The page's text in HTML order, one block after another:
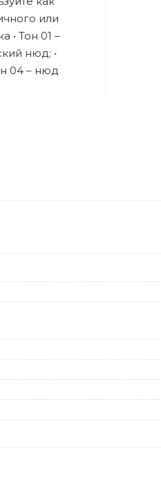
или
• Тон 01 –
нюд; •
04 – нюд